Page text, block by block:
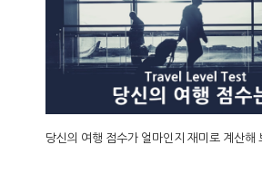
당신의 여행 점수가 얼마인지 재미로 계산해